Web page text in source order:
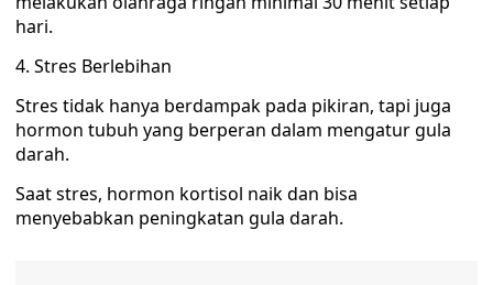
hari.
4. Stres Berlebihan
Stres tidak hanya berdampak pada pikiran, tapi juga
hormon tubuh yang berperan dalam mengatur gula
darah.
Saat stres, hormon kortisol naik dan bisa
menyebabkan peningkatan gula darah.